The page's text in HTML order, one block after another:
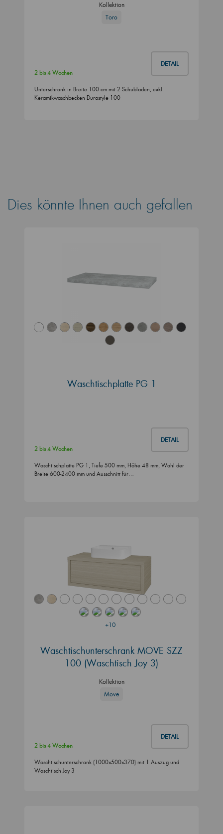
Kollektion
Toro
DETAIL
2 bis 4 Wochen
Unterschrank in Breite 100 cm mit 2 Schubladen, exkl.
Keramikwaschbecken Durastyle 100
Dies könnte Ihnen auch gefallen
Waschtischplatte PG 1
DETAIL
2 bis 4 Wochen
Waschtischplatte PG 1, Tiefe 500 mm, Höhe 48 mm, Wahl der
Breite 600-2400 mm und Ausschnitt für…
+10
Waschtischunterschrank MOVE SZZ
100 (Waschtisch Joy 3)
Kollektion
Move
DETAIL
2 bis 4 Wochen
Waschtischunterschrank (1000x500x370) mit 1 Auszug und
Waschtisch Joy 3